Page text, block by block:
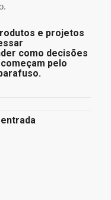
e projetos
como decisões
pelo